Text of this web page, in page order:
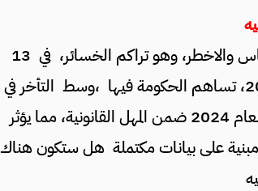
هل ستكون هناك عيون ميكروسكوبيه تتابع الملف الحساس والاخطر، وهو تراكم الخسائر، في 13
شركة ما يزيد رأسمالها على 487 مليون دينار في عام 2024، تساهم الحكومة فيها ،وسط التأخر في
الإفصاح المالي، إذ لم تصدر 14 شركة بياناتها المالية المدققة لعام 2024 ضمن المهل القانونية، مما يؤثر
مبنية على بيانات مكتملة هل ستكون هناك